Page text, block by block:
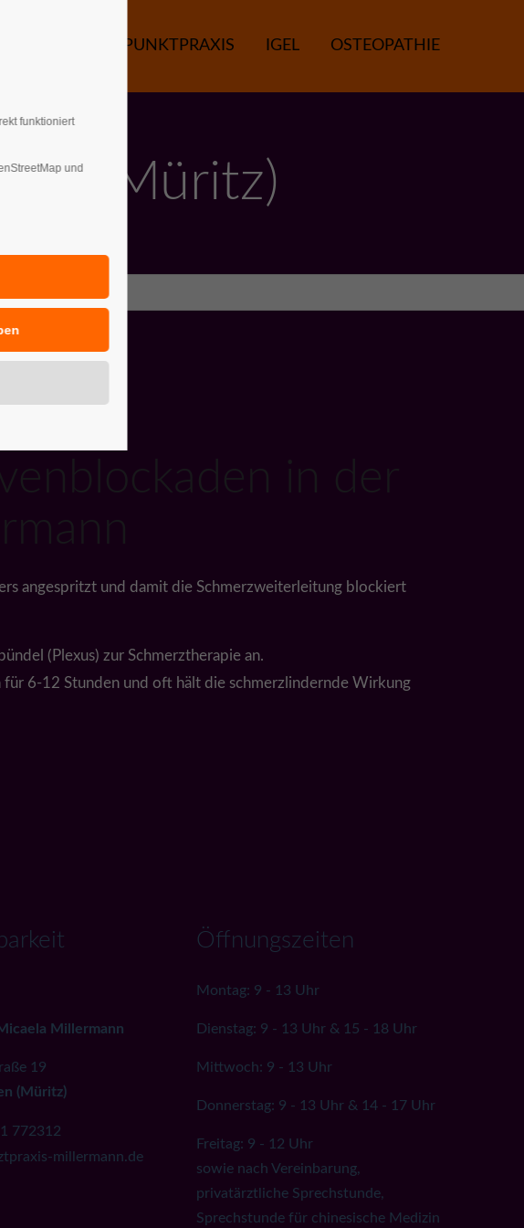
IGEL OSTEOPATHIE
(Müritz)
in der
angespritzt und damit die Schmerzweiterleitung blockiert
(Plexus) zur Schmerztherapie an.
6-12 Stunden und oft hält die schmerzlindernde Wirkung
Millermann
19
(Müritz)
772312
millermann.de
Öffnungszeiten
Montag: 9 - 13 Uhr
Dienstag: 9 - 13 Uhr & 15 - 18 Uhr
Mittwoch: 9 - 13 Uhr
Donnerstag: 9 - 13 Uhr & 14 - 17 Uhr
Freitag: 9 - 12 Uhr
sowie nach Vereinbarung,
privatärztliche Sprechstunde,
Sprechstunde für chinesische Medizin
funktioniert
und